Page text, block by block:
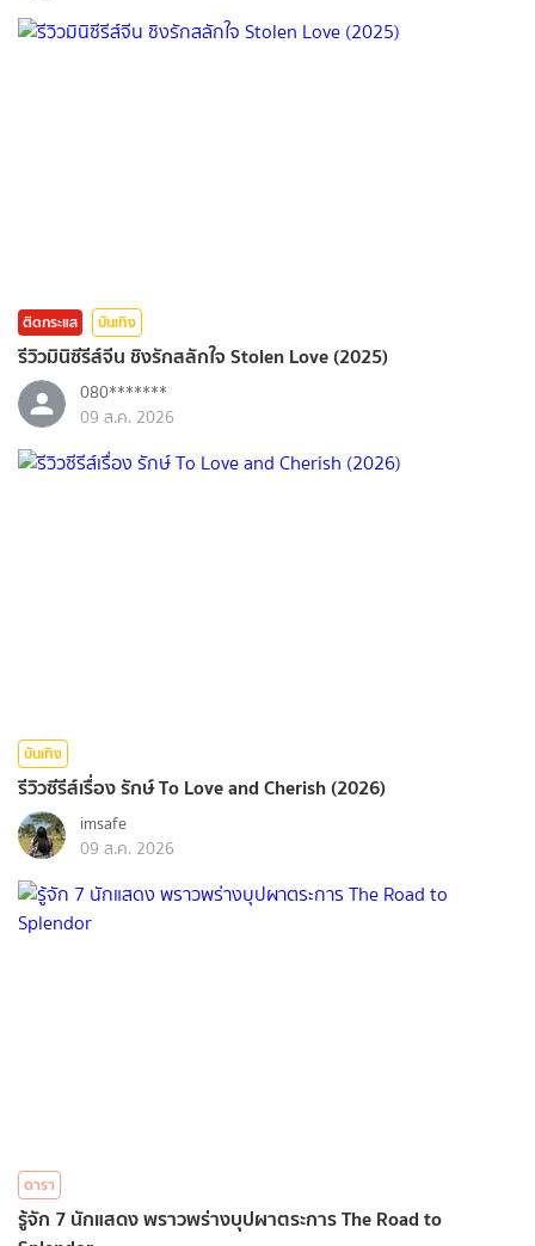
ติดกระแส บันเทิง
รีวิวมินิซีรีส์จีน ชิงรักสลักใจ Stolen Love (2025)
080*******
09 ส.ค. 2026
บันเทิง
รีวิวซีรีส์เรื่อง รักษ์ To Love and Cherish (2026)
imsafe
09 ส.ค. 2026
ดารา
รู้จัก 7 นักแสดง พราวพร่างบุปผาตระการ The Road to